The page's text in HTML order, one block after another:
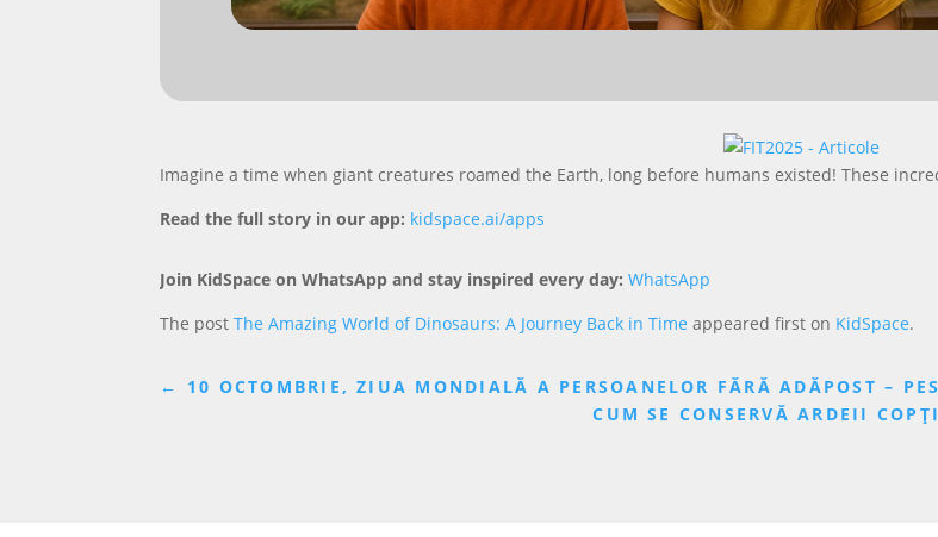
Imagine a time when giant creatures roamed the Earth, long before humans existed! These
Read the full story in our app: kidspace.ai/apps
Join KidSpace on WhatsApp and stay inspired every day: WhatsApp
The postThe Amazing World of Dinosaurs: A Journey Back in Time appeared first on KidSpace.
← 10 OCTOMBRIE, ZIUA MONDIALĂ A PERSOANELOR FĂRĂ ADĂPOST –
CUM SE CONSERVĂ ARDEII